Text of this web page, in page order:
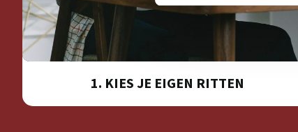
1. KIES JE EIGEN RITTEN